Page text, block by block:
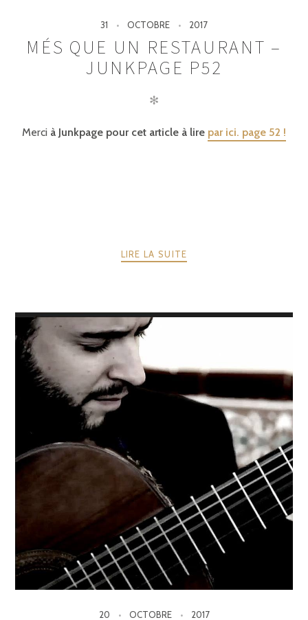
31 OCTOBRE 2017
MÉS QUE UN RESTAURANT –
JUNKPAGE P52
✻
Merci à Junkpage pour cet article à lire par ici. page 52 !
LIRE LA SUITE
20 OCTOBRE 2017